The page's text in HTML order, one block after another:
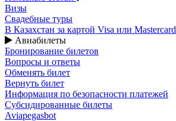
Визы
Свадебные туры
В Казахстан за картой Visa или Masterсard
Авиабилеты
Бронирование билетов
Вопросы и ответы
Обменять билет
Вернуть билет
Информация по безопасности платежей
Субсидированные билеты
Aviapegasbot